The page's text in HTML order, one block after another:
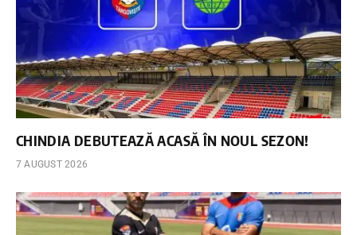
CHINDIA DEBUTEAZĂ ACASĂ ÎN NOUL SEZON!
7 AUGUST 2026